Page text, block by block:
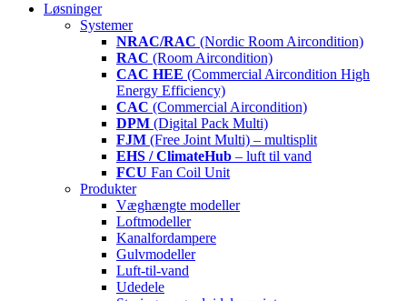
Løsninger
Systemer
NRAC/RAC (Nordic Room Aircondition)
RAC (Room Aircondition)
CAC HEE (Commercial Aircondition High
Energy Efficiency)
CAC (Commercial Aircondition)
DPM (Digital Pack Multi)
FJM (Free Joint Multi) – multisplit
EHS / ClimateHub – luft til vand
FCU Fan Coil Unit
Produkter
Væghængte modeller
Loftmodeller
Kanalfordampere
Gulvmodeller
Luft-til-vand
Udedele